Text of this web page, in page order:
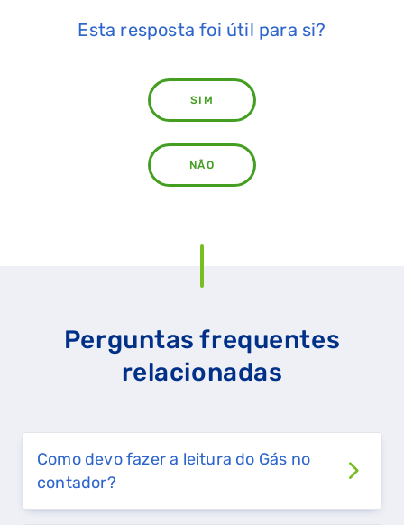
Esta resposta foi útil para si?
SIM
NÃO
Perguntas frequentes
relacionadas
Como devo fazer a leitura do Gás no
contador?